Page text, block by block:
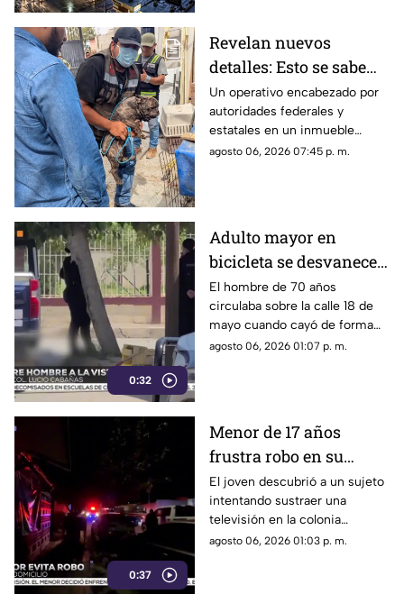
Revelan nuevos
detalles: Esto se sabe
sobre el hallazgo de un
lagarto y un tigre de
bengala en un
autolavado de Juárez
Un operativo encabezado por
autoridades federales y
estatales en un inmueble
habilitado como autolavado en
agosto 06, 2026 07:45 p. m.
0:32
Adulto mayor en
bicicleta se desvanece y
pierde la vida en la
colonia Lucio Cabañas
El hombre de 70 años
circulaba sobre la calle 18 de
mayo cuando cayó de forma
repentina; paramédicos
agosto 06, 2026 01:07 p. m.
0:37
Menor de 17 años
frustra robo en su
domicilio de
Cuauhtémoc; resulta
herido de la mano
El joven descubrió a un sujeto
intentando sustraer una
televisión en la colonia
Reforma; tras forcejear con el
agosto 06, 2026 01:03 p. m.